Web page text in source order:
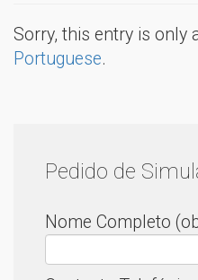
Sorry, this entry is only
Portuguese.
Pedido de
Nome Completo